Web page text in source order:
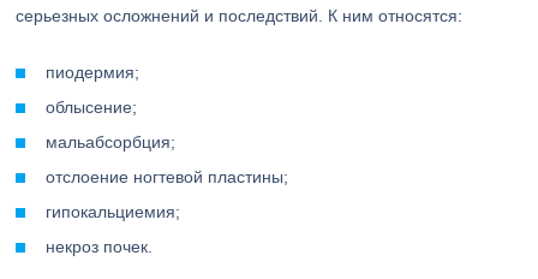
серьезных осложнений и последствий. К ним относятся:
пиодермия;
облысение;
мальабсорбция;
отслоение ногтевой пластины;
гипокальциемия;
некроз почек.